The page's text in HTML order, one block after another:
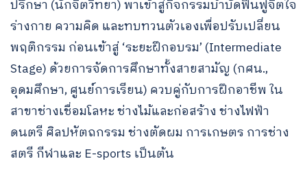
ปรึกษา (นักจิตวิทยา) พาเข้าสู่กิจกรรมบำบัดฟื้นฟูจิตใจ
ร่างกาย ความคิด และทบทวนตัวเองเพื่อปรับเปลี่ยน
พฤติกรรม ก่อนเข้าสู่ ‘ระยะฝึกอบรม’ (Intermediate
Stage) ด้วยการจัดการศึกษาทั้งสายสามัญ (กศน.,
อุดมศึกษา, ศูนย์การเรียน) ควบคู่กับการฝึกอาชีพ ใน
สาขาช่างเชื่อมโลหะ ช่างไม้และก่อสร้าง ช่างไฟฟ้า
ดนตรี ศิลปหัตถกรรม ช่างตัดผม การเกษตร การช่าง
สตรี กีฬาและ E-sports เป็นต้น